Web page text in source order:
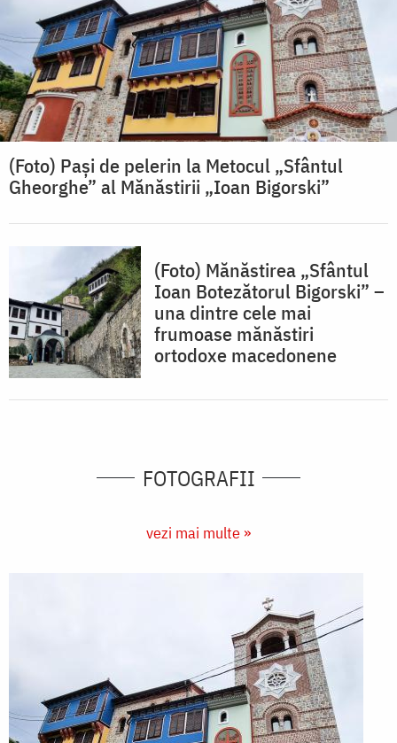
(Foto) Pași de pelerin la Metocul „Sfântul
Gheorghe” al Mănăstirii „Ioan Bigorski”
(Foto) Mănăstirea „Sfântul
Ioan Botezătorul Bigorski” –
una dintre cele mai
frumoase mănăstiri
ortodoxe macedonene
FOTOGRAFII
vezi mai multe »